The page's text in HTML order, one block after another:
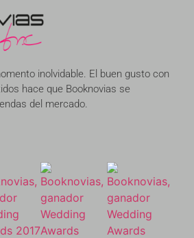
inolvidable. El buen gusto con
hace que Booknovias se
del mercado.